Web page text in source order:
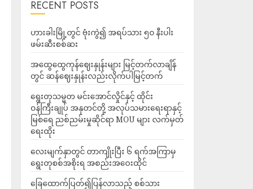
RECENT POSTS
ဟားခါးမြို့တွင် ဗုံးကွဲ၍ အရပ်သား ၅၀ နီးပါး
ဖမ်းဆီးစစ်ဆး
အထွေထွေကုန်ဈေးနှုန်းများ မြင့်တက်လာချိန်
တွင် ဆန်ဈေးနှုန်းလည်းလိုက်ပါမြင့်တက်
ရွေးတုသမ္မတ မင်းအောင်လှိုင်နှင့် ထိုင်း
ဝန်ကြီးချုပ် အနုတင်တို့ အလုပ်သမားရေးရာနှင့်
မြစ်ရေ ညစ်ညမ်းမှုဆိုင်ရာ MOU များ လက်မှတ်
ရေးထိုး
လေးမျက်နှာတွင် တာကျိုးပြီး ၆ ရက်အကြာမှ
ရွေးတုစစ်အစိုးရ အစည်းအဝေးထိုင်
ခြေထောက်ပြတ်၍ပြန်လာသည့် စစ်သား